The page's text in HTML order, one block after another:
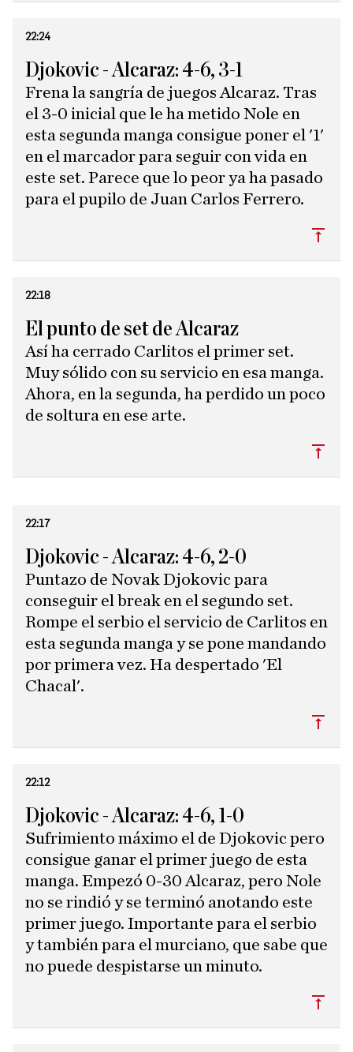
22:24
Djokovic - Alcaraz: 4-6, 3-1
Frena la sangría de juegos Alcaraz. Tras
el 3-0 inicial que le ha metido Nole en
esta segunda manga consigue poner el '1'
en el marcador para seguir con vida en
este set. Parece que lo peor ya ha pasado
para el pupilo de Juan Carlos Ferrero.
22:18
El punto de set de Alcaraz
Así ha cerrado Carlitos el primer set.
Muy sólido con su servicio en esa manga.
Ahora, en la segunda, ha perdido un poco
de soltura en ese arte.
22:17
Djokovic - Alcaraz: 4-6, 2-0
Puntazo de Novak Djokovic para
conseguir el break en el segundo set.
Rompe el serbio el servicio de Carlitos en
esta segunda manga y se pone mandando
por primera vez. Ha despertado 'El
Chacal'.
22:12
Djokovic - Alcaraz: 4-6, 1-0
Sufrimiento máximo el de Djokovic pero
consigue ganar el primer juego de esta
manga. Empezó 0-30 Alcaraz, pero Nole
no se rindió y se terminó anotando este
primer juego. Importante para el serbio
y también para el murciano, que sabe que
no puede despistarse un minuto.